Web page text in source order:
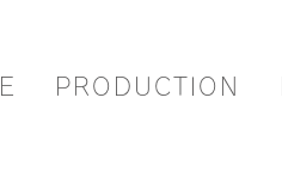
PRODUCTION